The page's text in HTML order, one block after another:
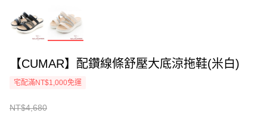
【CUMAR】配鑽線條舒壓大底涼拖鞋(米白)
宅配滿NT$1,000免運
NT$4,680